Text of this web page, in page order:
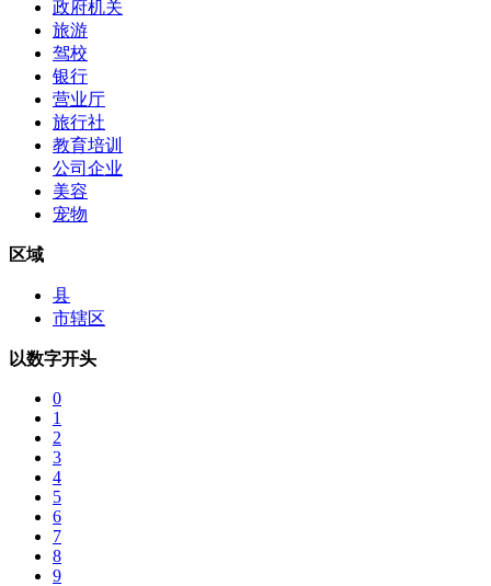
政府机关
旅游
驾校
银行
营业厅
旅行社
教育培训
公司企业
美容
宠物
区域
县
市辖区
以数字开头
0
1
2
3
4
5
6
7
8
9